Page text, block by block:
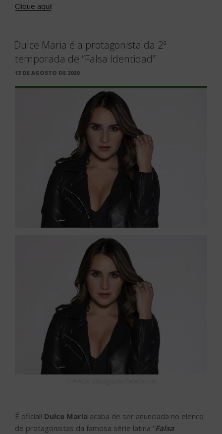
Clique aqui!
Dulce Maria é a protagonista da 2ª
temporada de “Falsa Identidad”
PUBLICADO
13 DE AGOSTO DE 2020
É oficial! Dulce María acaba de ser anunciada no elenco
de protagonistas da famosa série latina “Falsa